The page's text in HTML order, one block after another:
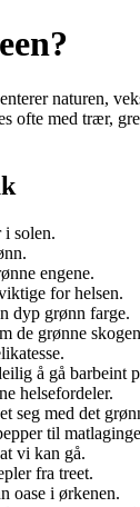
naturen,
ofte med trær,
solen.
engene.
for helsen.
dyp grønn farge.
de grønne
å gå barbeint
helsefordeler.
seg med det
til
vi kan gå.
fra treet.
oase i ørkenen.